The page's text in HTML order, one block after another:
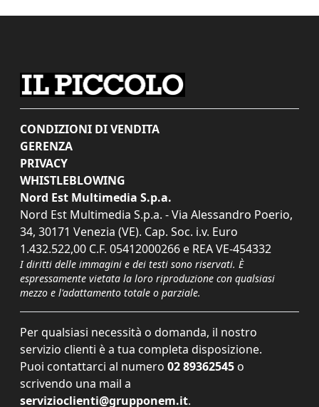
CONDIZIONI DI VENDITA
GERENZA
PRIVACY
WHISTLEBLOWING
Nord Est Multimedia S.p.a.
Nord Est Multimedia S.p.a. - Via Alessandro Poerio,
34, 30171 Venezia (VE). Cap. Soc. i.v. Euro
1.432.522,00 C.F. 05412000266 e REA VE-454332
I diritti delle immagini e dei testi sono riservati. È
espressamente vietata la loro riproduzione con qualsiasi
mezzo e l'adattamento totale o parziale.
Per qualsiasi necessità o domanda, il nostro
servizio clienti è a tua completa disposizione.
Puoi contattarci al numero 02 89362545 o
scrivendo una mail a
servizioclienti@grupponem.it.